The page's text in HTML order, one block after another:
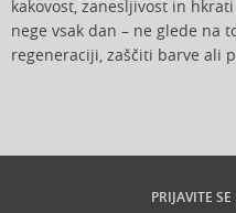
kakovost, zanesljivost in
nege vsak dan – ne glede na
regeneraciji, zaščiti barve ali
PRIJAVITE